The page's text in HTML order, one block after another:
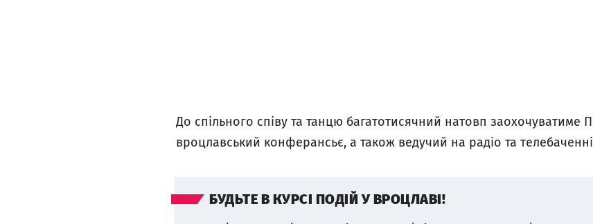
До спільного співу та танцю багатотисячний натовп заохочуватиме
вроцлавський конферансьє, а також ведучий на радіо та
БУДЬТЕ В КУРСІ ПОДІЙ У ВРОЦЛАВІ!